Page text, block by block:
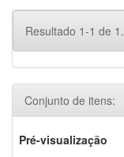
Resultado 1-1 de 1.
Conjunto de itens:
Pré-visualização